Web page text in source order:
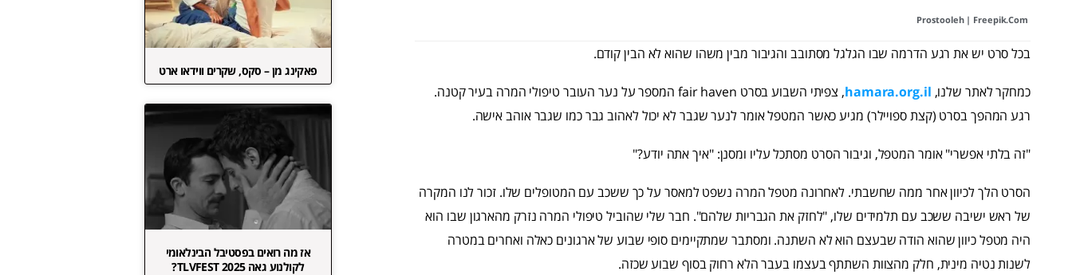
Prostooleh| Freepik.com
בכל סרט יש את רגע הדרמה שבו הגלגל מסתובב והגיבור מבין משהו שהוא לא הבין קודם.
כמחקר לאתר שלנו, hamara.org.il
, צפיתי השבוע בסרט fair haven המספר על נער העובר טיפולי המרה בעיר קטנה.
רגע המהפך בסרט (קצת ספויילר) מגיע כאשר המטפל אומר לנער שגבר לא יכול לאהוב גבר כמו שגבר אוהב אישה.
"זה בלתי אפשרי" אומר המטפל, וגיבור הסרט מסתכל עליו ומסנן: "איך אתה יודע?"
הסרט הלך לכיוון אחר ממה שחשבתי. לאחרונה מטפל המרה נשפט למאסר על כך ששכב עם המטופלים שלו. זכור לנו המקרה
של ראש ישיבה ששכב עם תלמידים שלו, "לחזק את הגבריות שלהם". חבר שלי שהוביל טיפולי המרה נזרק מהארגון שבו הוא
היה מטפל כיוון שהוא הודה שבעצם הוא לא השתנה. ומסתבר שמתקיימים סופי שבוע של ארגונים כאלה ואחרים במטרה
לשנות נטיה מינית, חלק מהצוות השתתף בעצמו בעבר הלא רחוק בסוף שבוע שכזה.
פאקינג מן – סקס, שקרים ווידאו ארט
אז מה רואים בפסטיבל הבינלאומי
לקולנוע גאה TLVFEST 2025?